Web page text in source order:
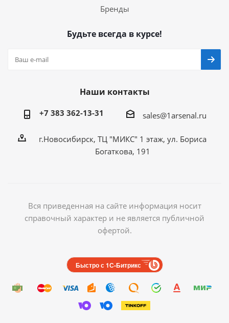
Бренды
Будьте всегда в курсе!
Наши контакты
+7 383 362-13-31 sales@1arsenal.ru
г.Новосибирск, ТЦ "МИКС" 1 этаж, ул. Бориса
Богаткова, 191
Вся приведенная на сайте информация носит
справочный характер и не является публичной
офертой.
Быстро с 1С-Битрикс